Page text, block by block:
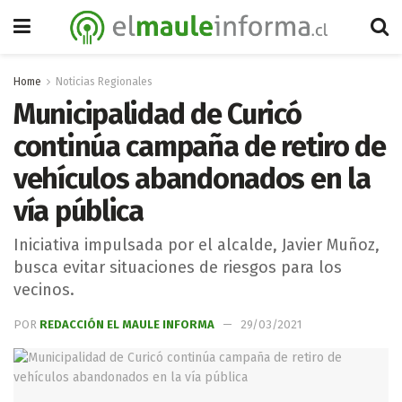
Home Noticias Regionales
Municipalidad de Curicó
continúa campaña de retiro de
vehículos abandonados en la
vía pública
Iniciativa impulsada por el alcalde, Javier Muñoz,
busca evitar situaciones de riesgos para los
vecinos.
POR REDACCIÓN EL MAULE INFORMA 29/03/2021